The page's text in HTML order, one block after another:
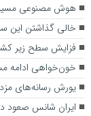
هوش مصنوعی مسیر
خالی گذاشتن این
فزایش سطح زیر
خون‌خواهی ادامه
یورش رسانه‌های
ایران شانس صعود